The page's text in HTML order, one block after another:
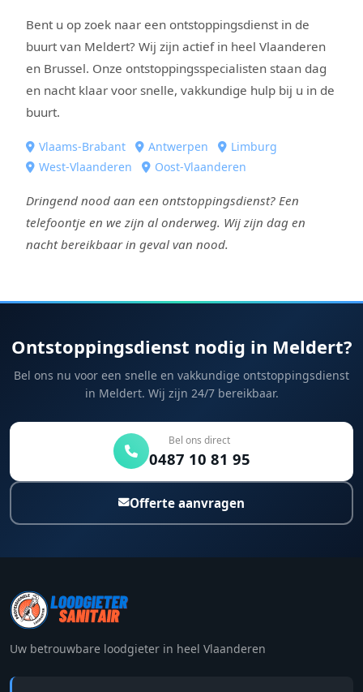
Bent u op zoek naar een ontstoppingsdienst in de
buurt van Meldert? Wij zijn actief in heel Vlaanderen
en Brussel. Onze ontstoppingsspecialisten staan dag
en nacht klaar voor snelle, vakkundige hulp bij u in de
buurt.
Vlaams-Brabant Antwerpen
Limburg
West-Vlaanderen
Oost-Vlaanderen
Dringend nood aan een ontstoppingsdienst? Een
telefoontje en we zijn al onderweg. Wij zijn dag en
nacht bereikbaar in geval van nood.
Ontstoppingsdienst nodig in Meldert?
Bel ons nu voor een snelle en vakkundige ontstoppingsdienst
in Meldert. Wij zijn 24/7 bereikbaar.
Bel ons direct
0487 10 81 95
Offerte aanvragen
Uw betrouwbare loodgieter in heel Vlaanderen